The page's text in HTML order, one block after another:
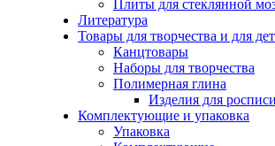
Плиты для стеклянной
Литература
Товары для творчества и для
Канцтовары
Наборы для творчества
Полимерная глина
Изделия для росписи
Комплектующие и упаковка
Упаковка